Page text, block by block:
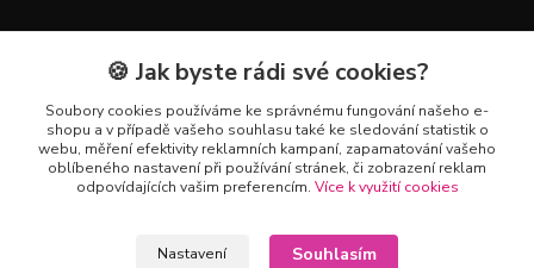
🍪 Jak byste rádi své cookies?
Soubory cookies používáme ke správnému fungování našeho e-
shopu a v případě vašeho souhlasu také ke sledování statistik o
webu, měření efektivity reklamních kampaní, zapamatování vašeho
oblíbeného nastavení při používání stránek, či zobrazení reklam
odpovídajících vašim preferencím. Více k využití cookies
Nastavení Souhlasím